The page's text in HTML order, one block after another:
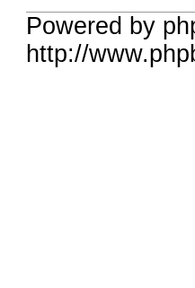
Powered by
http://